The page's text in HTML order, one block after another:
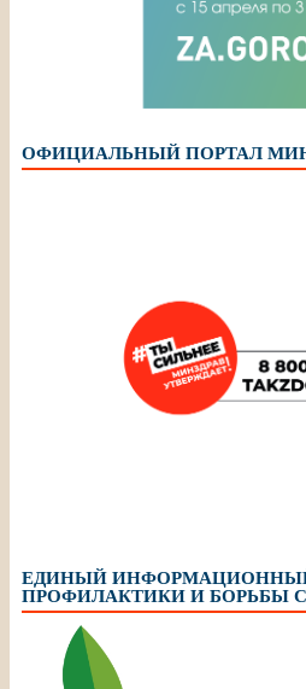
ОФИЦИАЛЬНЫЙ ПОРТАЛ
ЕДИНЫЙ
ПРОФИЛАКТИКИ И БОРЬБЫ